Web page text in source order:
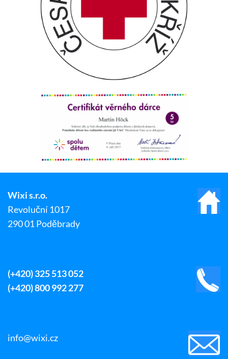
Wixi s.r.o.
Revoluční 1017
290 01 Poděbrady
(+420) 325 513 052
(+420) 800 992 277
info@wixi.cz